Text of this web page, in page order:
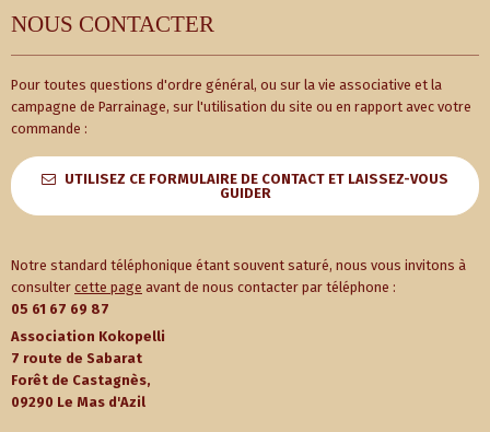
NOUS CONTACTER
Pour toutes questions d'ordre général, ou sur la vie associative et la
campagne de Parrainage, sur l'utilisation du site ou en rapport avec votre
commande :
UTILISEZ CE FORMULAIRE DE CONTACT ET LAISSEZ-VOUS
GUIDER
Notre standard téléphonique étant souvent saturé, nous vous invitons à
consulter cette page avant de nous contacter par téléphone :
05 61 67 69 87
Association Kokopelli
7 route de Sabarat
Forêt de Castagnès,
09290 Le Mas d'Azil